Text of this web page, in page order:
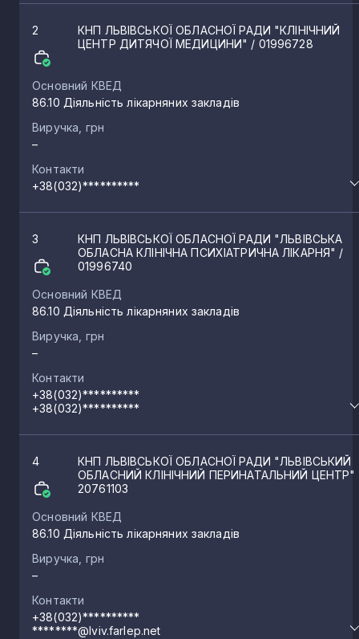
2
КНП ЛЬВІВСЬКОЇ ОБЛАСНОЇ РАДИ "КЛІНІЧНИЙ
ЦЕНТР ДИТЯЧОЇ МЕДИЦИНИ" / 01996728
Основний КВЕД
86.10 Діяльність лікарняних закладів
Виручка, грн
–
Контакти
+38(032)**********
3
КНП ЛЬВІВСЬКОЇ ОБЛАСНОЇ РАДИ "ЛЬВІВСЬКА
ОБЛАСНА КЛІНІЧНА ПСИХІАТРИЧНА ЛІКАРНЯ" /
01996740
Основний КВЕД
86.10 Діяльність лікарняних закладів
Виручка, грн
–
Контакти
+38(032)**********
+38(032)**********
4
КНП ЛЬВІВСЬКОЇ ОБЛАСНОЇ РАДИ "ЛЬВІВСЬКИЙ
ОБЛАСНИЙ КЛІНІЧНИЙ ПЕРИНАТАЛЬНИЙ ЦЕНТР"
20761103
Основний КВЕД
86.10 Діяльність лікарняних закладів
Виручка, грн
–
Контакти
+38(032)**********
********@lviv.farlep.net